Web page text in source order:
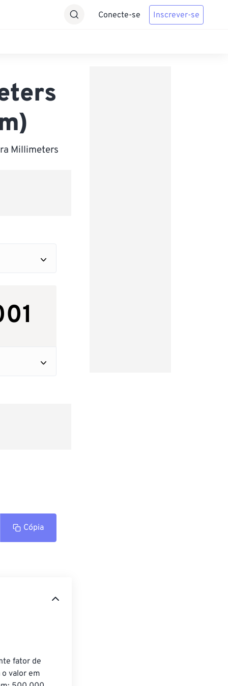
Conecte-se Inscrever-se
Millimeters
Cópia
fator de
valor em